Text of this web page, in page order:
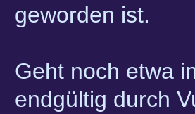
geworden ist.
Geht noch etwa
endgültig durch